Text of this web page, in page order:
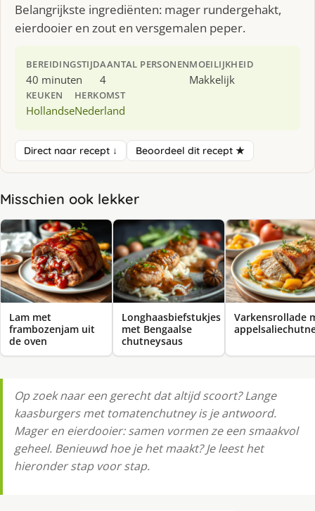
Belangrijkste ingrediënten: mager rundergehakt,
eierdooier en zout en versgemalen peper.
BEREIDINGSTIJD
40 minuten
AANTAL PERSONEN
4
MOEILIJKHEID
Makkelijk
KEUKEN
Hollandse
HERKOMST
Nederland
Direct naar recept ↓ Beoordeel dit recept ★
Misschien ook lekker
Lam met
frambozenjam uit
de oven
Longhaasbiefstukjes
met Bengaalse
chutneysaus
Varkensrollade
Op zoek naar een gerecht dat altijd scoort? Lange
kaasburgers met tomatenchutney is je antwoord.
Mager en eierdooier: samen vormen ze een smaakvol
geheel. Benieuwd hoe je het maakt? Je leest het
hieronder stap voor stap.